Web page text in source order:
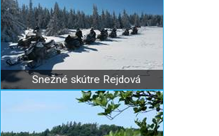
Snežné skútre Rejdová